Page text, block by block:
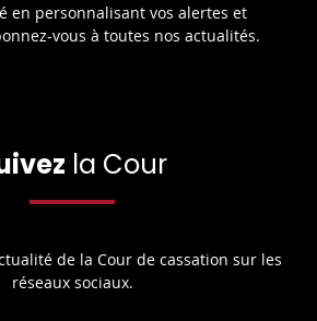
en personnalisant vos alertes et
vous à toutes nos actualités.
la Cour
de la Cour de cassation sur les
réseaux sociaux.